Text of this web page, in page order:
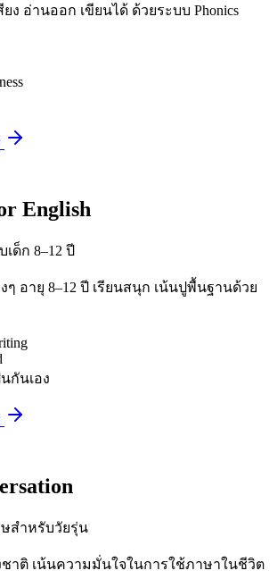
ง อ่านออก เขียนได้ ด้วยระบบ Phonics
English
ด็ก 8–12 ปี
อายุ 8–12 ปี เรียนสนุก เน้นปูพื้นฐานด้วย
กันเอง
สำหรับวัยรุ่น
าติ เน้นความมั่นใจในการใช้ภาษาในชีวิต